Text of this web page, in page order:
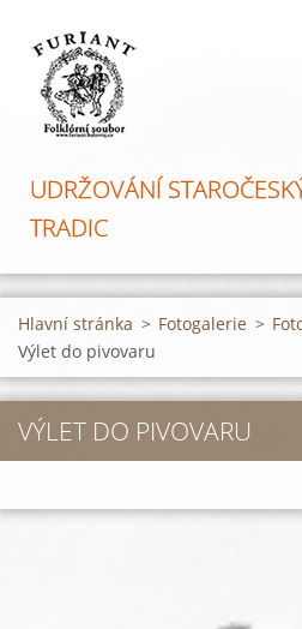
UDRŽOVÁNÍ
TRADIC
Hlavní stránka > Fotogalerie >
Výlet do pivovaru
VÝLET DO PIVOVARU